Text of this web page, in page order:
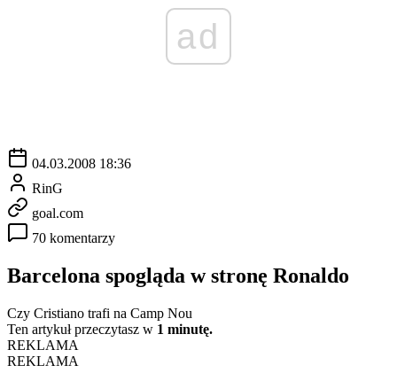
ad
04.03.2008 18:36
RinG
goal.com
70 komentarzy
Barcelona spogląda w stronę Ronaldo
Czy Cristiano trafi na Camp Nou
Ten artykuł przeczytasz w 1 minutę.
REKLAMA
REKLAMA